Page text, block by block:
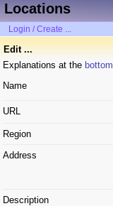
Locations
Login / Create ...
Edit ...
Explanations at the bottom
Name
URL
Region
Address
Description